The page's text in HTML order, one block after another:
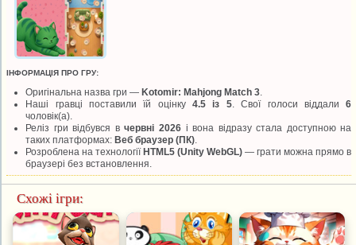
ІНФОРМАЦІЯ ПРО ГРУ:
Оригінальна назва гри —Kotomir: Mahjong Match 3
Наші гравці поставили їй оцінку4.5 із 5. Свої голоси віддали6
чоловік(а).
Реліз гри відбувся вчервні 2026і вона відразу стала доступною на
таких платформах:Веб браузер (ПК)
Розроблена на технологіїHTML5 (Unity WebGL) — грати можна прямо в
браузері без встановлення.
Схожі ігри: